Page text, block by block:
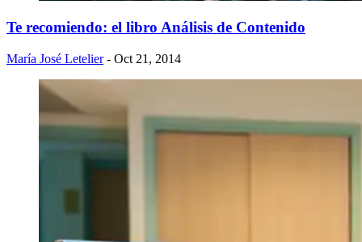
Te recomiendo: el libro Análisis de Contenido
María José Letelier - Oct 21, 2014